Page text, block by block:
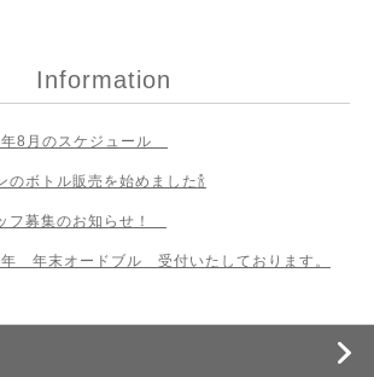
Information
8月のスケジュール
のボトル販売を始めました🍾
フ募集のお知らせ！
年末オードブル 受付いたしております。